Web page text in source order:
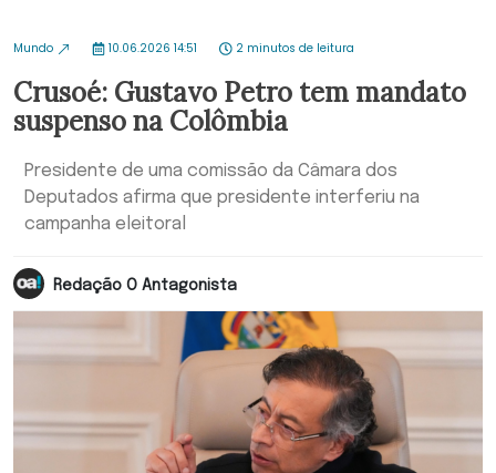
Mundo 10.06.2026 14:51 2 minutos de leitura
Crusoé: Gustavo Petro tem mandato
suspenso na Colômbia
Presidente de uma comissão da Câmara dos
Deputados afirma que presidente interferiu na
campanha eleitoral
Redação O Antagonista